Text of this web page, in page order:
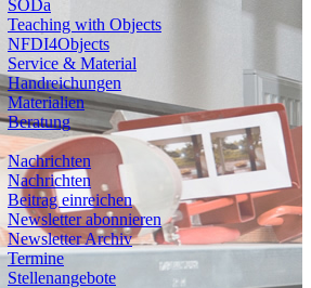
SODa
Teaching with Objects
NFDI4Objects
Service & Material
Handreichungen
Materialien
Beratung
Nachrichten
Nachrichten
Beitrag einreichen
Newsletter abonnieren
Newsletter Archiv
Termine
Stellenangebote